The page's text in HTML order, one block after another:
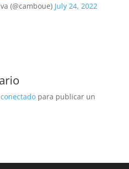
(@camboue) July 24, 2022
conectadopara publicar un